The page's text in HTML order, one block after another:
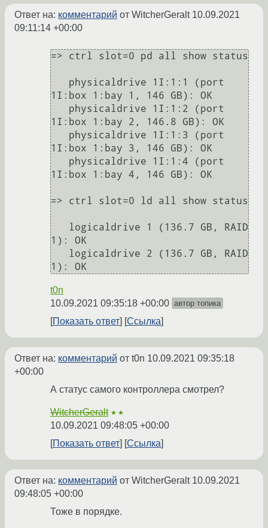
Ответ на: комментарий от WitcherGeralt 10.09.2021
09:11:14 +00:00
=> ctrl slot=0 pd all show status
1I:box 1:bay 1, 146 GB): OK
1I:box 1:bay 2, 146.8 GB): OK
1I:box 1:bay 3, 146 GB): OK
1I:box 1:bay 4, 146 GB): OK
=> ctrl slot=0 ld all show status
1): OK
t0n
10.09.2021 09:35:18 +00:00 автор топика
Показать ответ Ссылка
Ответ на: комментарий от t0n 10.09.2021 09:35:18
+00:00
А статус самого контроллера смотрел?
WitcherGeralt ★★
10.09.2021 09:48:05 +00:00
Показать ответ
Ссылка
Ответ на: комментарий от WitcherGeralt 10.09.2021
09:48:05 +00:00
Тоже в порядке.